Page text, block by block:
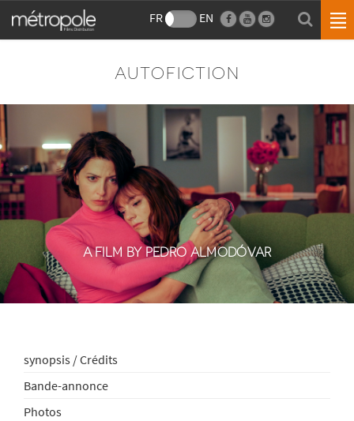
FR EN
AUTOFICTION
A FILM BY PEDRO ALMODÓVAR
synopsis / Crédits
Bande-annonce
Photos